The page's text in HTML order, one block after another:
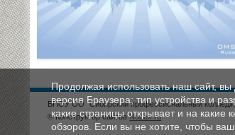
БПОУ ОО "Сибирский профессиональный
© Конструктор сайтовNubex.ru
Продолжая использовать наш сайт,
версия Браузера; тип устройства и
какие страницы открывает и на какие
обзоров. Если вы не хотите, чтобы